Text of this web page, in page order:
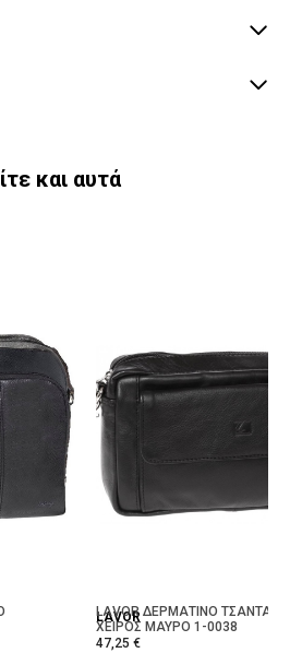
και αυτά
LAVOR
LAVOR ΔΕΡΜΑΤΙΝΟ ΤΣΑΝΤΑΚΙ
ΧΕΙΡΟΣ ΜΑΥΡΟ 1-0038
47,25 €